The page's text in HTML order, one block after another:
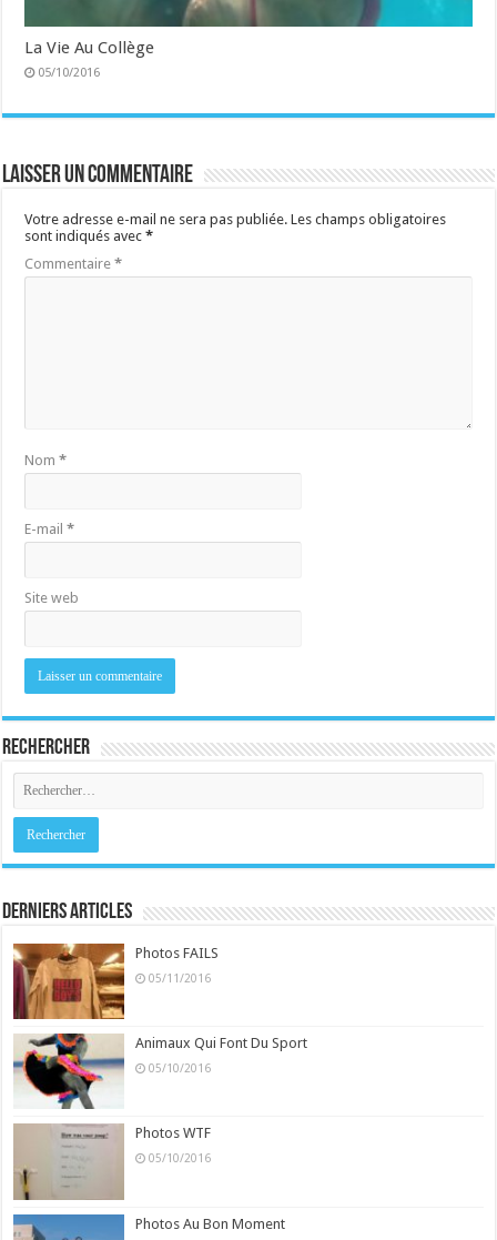
La Vie Au Collège
05/10/2016
Laisser un commentaire
Votre adresse e-mail ne sera pas publiée. Les champs obligatoires
sont indiqués avec*
Commentaire*
Nom*
E-mail*
Site web
Rechercher
Derniers Articles
Photos FAILS
05/11/2016
Animaux Qui Font Du Sport
05/10/2016
Photos WTF
05/10/2016
Photos Au Bon Moment